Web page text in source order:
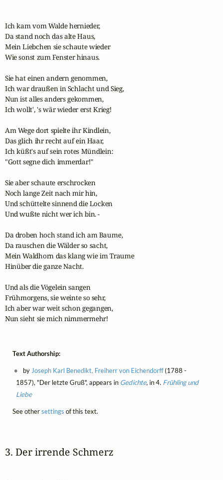
Ich kam vom Walde hernieder,
Da stand noch das alte Haus,
Mein Liebchen sie schaute wieder
Wie sonst zum Fenster hinaus.
Sie hat einen andern genommen,
Ich war draußen in Schlacht und Sieg,
Nun ist alles anders gekommen,
Ich wollt', 's wär wieder erst Krieg!
Am Wege dort spielte ihr Kindlein,
Das glich ihr recht auf ein Haar,
Ich küßt's auf sein rotes Mündlein:
"Gott segne dich immerdar!"
Sie aber schaute erschrocken
Noch lange Zeit nach mir hin,
Und schüttelte sinnend die Locken
Und wußte nicht wer ich bin. -
Da droben hoch stand ich am Baume,
Da rauschen die Wälder so sacht,
Mein Waldhorn das klang wie im Traume
Hinüber die ganze Nacht.
Und als die Vögelein sangen
Frühmorgens, sie weinte so sehr,
Ich aber war weit schon gegangen,
Nun sieht sie mich nimmermehr!
Text Authorship:
by Joseph Karl Benedikt, Freiherr von Eichendorff(1788 -
1857), "Der letzte Gruß", appears in Gedichte, in 4. Frühling und
Liebe
See othersettings of this text.
3. Der irrende Schmerz